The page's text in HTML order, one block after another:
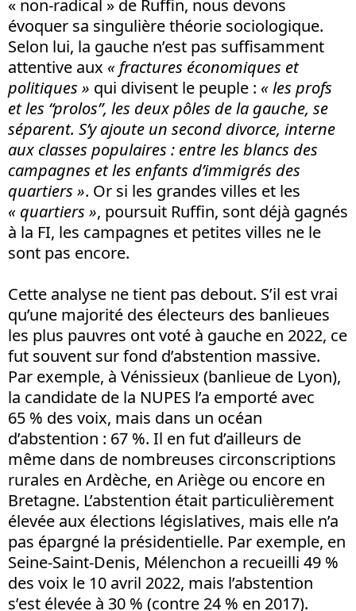
« non-radical » de Ruffin, nous devons
évoquer sa singulière théorie sociologique.
Selon lui, la gauche n’est pas suffisamment
attentive aux « fractures économiques et
politiques » qui divisent le peuple : « les profs
et les “prolos”, les deux pôles de la gauche, se
séparent. S’y ajoute un second divorce, interne
aux classes populaires : entre les blancs des
campagnes et les enfants d’immigrés des
quartiers ». Or si les grandes villes et les
« quartiers », poursuit Ruffin, sont déjà gagnés
à la FI, les campagnes et petites villes ne le
sont pas encore.
Cette analyse ne tient pas debout. S’il est vrai
qu’une majorité des électeurs des banlieues
les plus pauvres ont voté à gauche en 2022, ce
fut souvent sur fond d’abstention massive.
Par exemple, à Vénissieux (banlieue de Lyon),
la candidate de la NUPES l’a emporté avec
65 % des voix, mais dans un océan
d’abstention : 67 %. Il en fut d’ailleurs de
même dans de nombreuses circonscriptions
rurales en Ardèche, en Ariège ou encore en
Bretagne. L’abstention était particulièrement
élevée aux élections législatives, mais elle n’a
pas épargné la présidentielle. Par exemple, en
Seine-Saint-Denis, Mélenchon a recueilli 49 %
des voix le 10 avril 2022, mais l’abstention
s’est élevée à 30 % (contre 24 % en 2017).